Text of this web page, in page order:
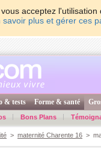
acceptez
savoir plus et gérer ces
& tests Forme & santé
Bons Plans
> maternité Charente 16 >